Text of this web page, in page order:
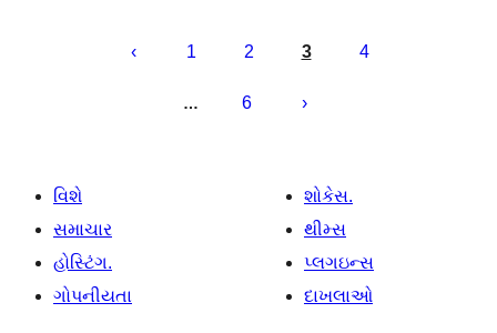
પૃષ્ઠ
1 2 3 4
… 6
વિશે
સમાચાર
હોસ્ટિંગ.
ગોપનીયતા
શોકેસ.
થીમ્સ
પ્લગઇન્સ
દાખલાઓ